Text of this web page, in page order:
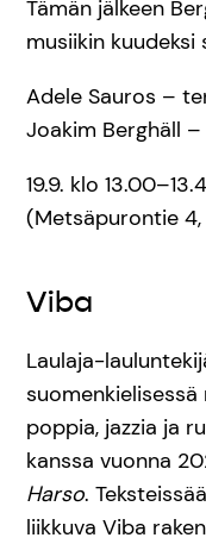
Tämän jälkeen
musiikin kuudeksi
Adele Sauros –
Joakim Berghäll
19.9. klo
(Metsäpurontie 4,
Viba
Laulaja-
poppia, jazzia ja
kanssa vuonna
Harso.
liikkuva Viba